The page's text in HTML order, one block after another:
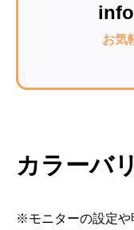
お気
カラーバ
※モニターの設定や